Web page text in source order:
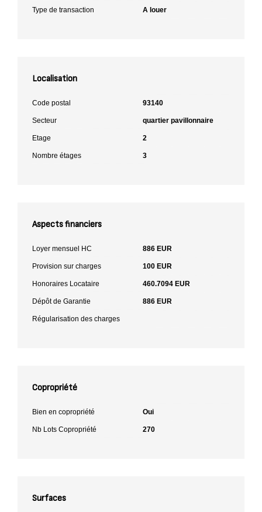
Type de transaction A louer
Localisation
Code postal 93140
Secteur quartier pavillonnaire
Etage 2
Nombre étages 3
Aspects financiers
Loyer mensuel HC 886 EUR
Provision sur charges 100 EUR
Honoraires Locataire 460.7094 EUR
Dépôt de Garantie 886 EUR
Régularisation des charges
Copropriété
Bien en copropriété Oui
Nb Lots Copropriété 270
Surfaces